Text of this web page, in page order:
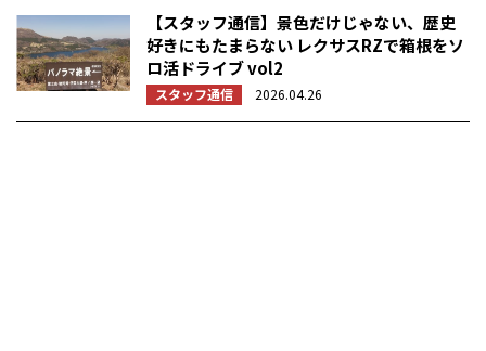
【スタッフ通信】景色だけじゃない、歴史
好きにもたまらない レクサスRZで箱根をソ
ロ活ドライブ vol2
スタッフ通信 2026.04.26